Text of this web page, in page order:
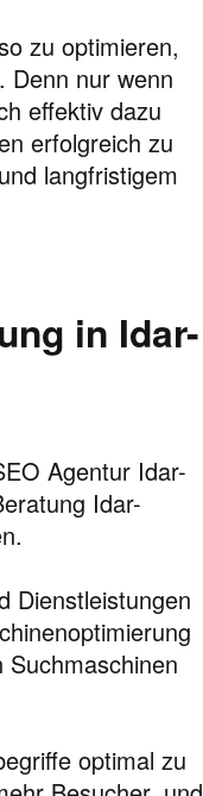
zu optimieren,
Denn nur wenn
effektiv dazu
erfolgreich zu
langfristigem
in Idar-
Agentur Idar-
Idar-
Dienstleistungen
optimal zu